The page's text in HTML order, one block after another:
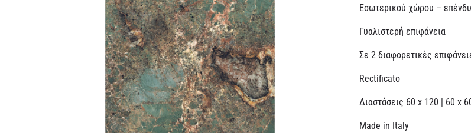
Εσωτερικού χώρου –
Γυαλιστερή επιφάνεια
Σε 2 διαφορετικές
Rectificato
Διαστάσεις 60 x 120 | 60 x
Made in Italy